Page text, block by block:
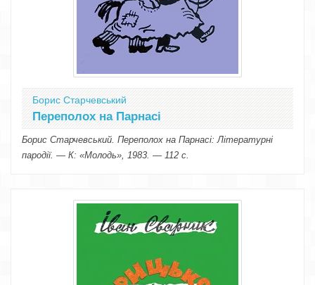
Борис Старчевський
Переполох на Парнасі
Борис Старчевський. Переполох на Парнасі: Літературні
пародії. — К: «Молодь», 1983. — 112 с.